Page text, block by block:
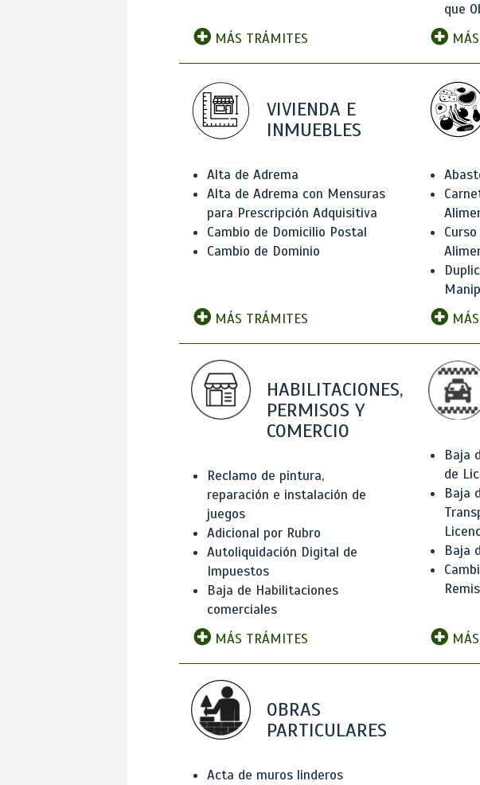
MÁS TRÁMITES
que
MÁS
VIVIENDA E
INMUEBLES
Alta de Adrema
Alta de Adrema con Mensuras
para Prescripción Adquisitiva
Cambio de Domicilio Postal
Cambio de Dominio
MÁS TRÁMITES
MÁS
HABILITACIONES,
PERMISOS Y
COMERCIO
Reclamo de pintura,
reparación e instalación de
juegos
Adicional por Rubro
Autoliquidación Digital de
Impuestos
Baja de Habilitaciones
comerciales
MÁS TRÁMITES
Baja
de
Baja
Baja
MÁS
OBRAS
PARTICULARES
Acta de muros linderos